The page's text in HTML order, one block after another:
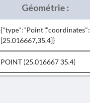
Géométrie :
{"type":"Point","coordinates":
[25.016667,35.4]}
POINT (25.016667 35.4)